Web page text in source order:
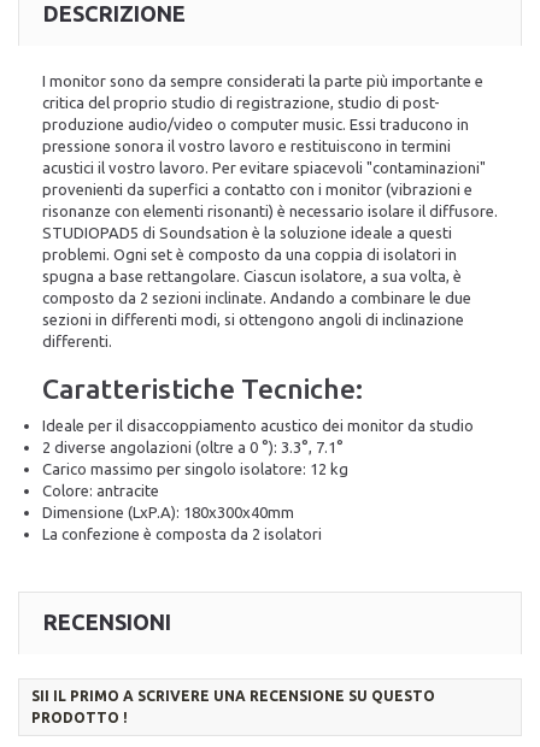
DESCRIZIONE
I monitor sono da sempre considerati la parte più importante e
critica del proprio studio di registrazione, studio di post-
produzione audio/video o computer music. Essi traducono in
pressione sonora il vostro lavoro e restituiscono in termini
acustici il vostro lavoro. Per evitare spiacevoli "contaminazioni"
provenienti da superfici a contatto con i monitor (vibrazioni e
risonanze con elementi risonanti) è necessario isolare il diffusore.
STUDIOPAD5 di Soundsation è la soluzione ideale a questi
problemi. Ogni set è composto da una coppia di isolatori in
spugna a base rettangolare. Ciascun isolatore, a sua volta, è
composto da 2 sezioni inclinate. Andando a combinare le due
sezioni in differenti modi, si ottengono angoli di inclinazione
differenti.
Caratteristiche Tecniche:
Ideale per il disaccoppiamento acustico dei monitor da studio
2 diverse angolazioni (oltre a 0 °): 3.3°, 7.1°
Carico massimo per singolo isolatore: 12 kg
Colore: antracite
Dimensione (LxP.A): 180x300x40mm
La confezione è composta da 2 isolatori
RECENSIONI
SII IL PRIMO A SCRIVERE UNA RECENSIONE SU QUESTO
PRODOTTO !